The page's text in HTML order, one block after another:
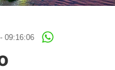
09:16:06